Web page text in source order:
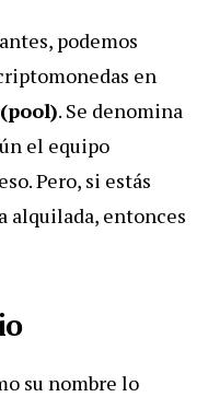
podemos
en
. Se denomina
el equipo
Pero, si estás
entonces
su nombre lo